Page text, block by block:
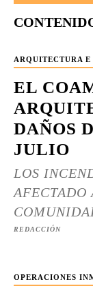
ARQUITECTURA
EL
DAÑOS
JULIO
LOS
AFECTADO
REDACCIÓN
OPERACIONES